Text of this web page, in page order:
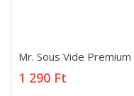
1 290 Ft
Mr. Sous Vide Premium
1 290 Ft